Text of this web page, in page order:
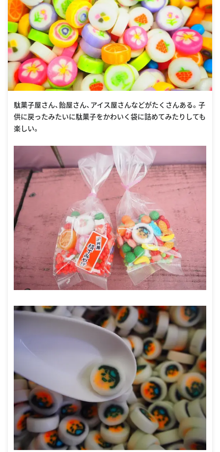
駄菓子屋さん、飴屋さん、アイス屋さんなどがたくさんある。子
供に戻ったみたいに駄菓子をかわいく袋に詰めてみたりしても
楽しい。